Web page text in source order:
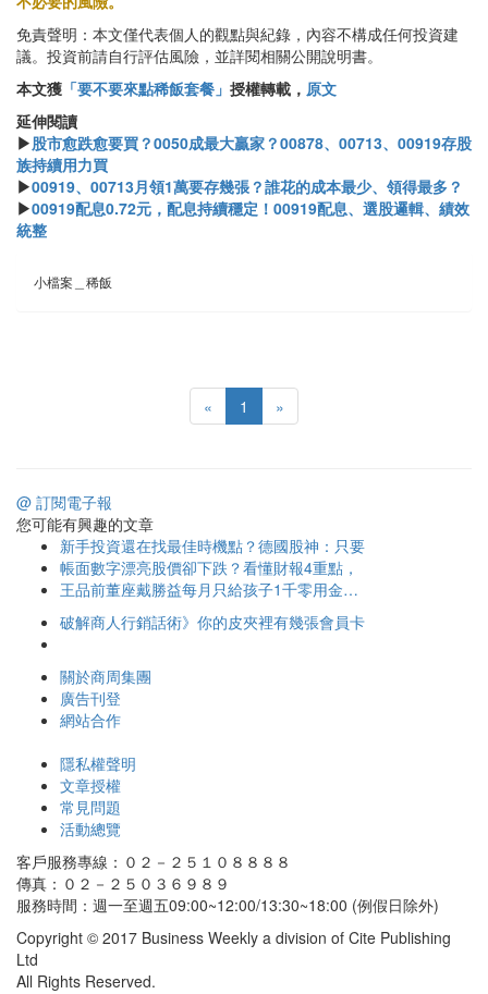
免責聲明：本文僅代表個人的觀點與紀錄，內容不構成任何投資建
議。投資前請自行評估風險，並詳閱相關公開說明書。
本文獲 「要不要來點稀飯套餐」 授權轉載， 原文
延伸閱讀
▶股市愈跌愈要買？0050成最大贏家？00878、00713、00919存股
族持續用力買
▶00919、00713月領1萬要存幾張？誰花的成本最少、領得最多？
▶00919配息0.72元，配息持續穩定！00919配息、選股邏輯、績效
統整
小檔案＿稀飯
« 1 »
@ 訂閱電子報
您可能有興趣的文章
新手投資還在找最佳時機點？德國股神：只要
帳面數字漂亮股價卻下跌？看懂財報4重點，
王品前董座戴勝益每月只給孩子1千零用金…
破解商人行銷話術》你的皮夾裡有幾張會員卡
關於商周集團
廣告刊登
網站合作
隱私權聲明
文章授權
常見問題
活動總覽
客戶服務專線：０２－２５１０８８８８
傳真：０２－２５０３６９８９
服務時間：週一至週五09:00~12:00/13:30~18:00 (例假日除外)
Copyright © 2017 Business Weekly a division of Cite Publishing
Ltd
All Rights Reserved.